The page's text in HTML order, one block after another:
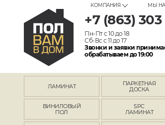
КОМПАНИЯ МЫ НА
+7 (863) 303
Пн-Пт с 10 до 18
Сб-Вс с 11 до 17
Звонки и заявки
обрабатываем до 19:00
ЛАМИНАТ
ПАРКЕТНАЯ
ДОСКА
ВИНИЛОВЫЙ
ПОЛ
SPC
ЛАМИНАТ